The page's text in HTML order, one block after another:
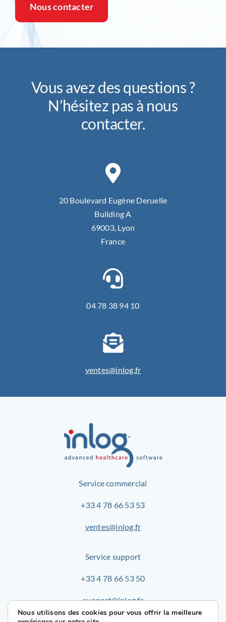
Nous contacter
Vous avez des questions ?
N’hésitez pas à nous
contacter.
20 Boulevard Eugène Deruelle
Building A
69003, Lyon
France
04 78 38 94 10
ventes@inlog.fr
Service commercial
+33 4 78 66 53 53
ventes@inlog.fr
Service support
+33 4 78 66 53 50
support@inlog.fr
Nous utilisons des cookies pour vous offrir la meilleure